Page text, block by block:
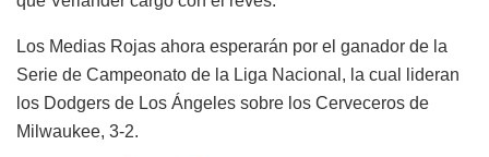
Los Medias Rojas ahora esperarán por el ganador de la
Serie de Campeonato de la Liga Nacional, la cual lideran
los Dodgers de Los Ángeles sobre los Cerveceros de
Milwaukee, 3-2.